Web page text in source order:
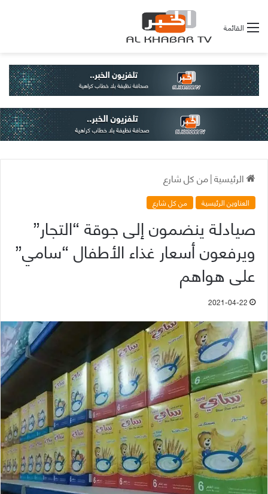
القائمة
الرئيسية|من كل شارع
العناوين الرئيسية من كل شارع
صيادلة ينضمون إلى جوقة “التجار”
ويرفعون أسعار غذاء الأطفال “سامي”
على هواهم
2021-04-22